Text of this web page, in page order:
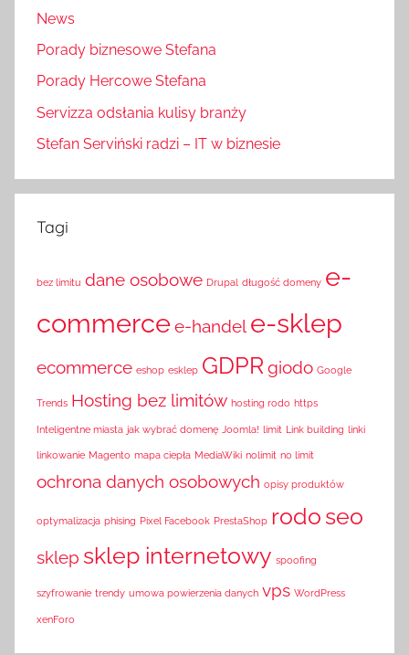
News
Porady biznesowe Stefana
Porady Hercowe Stefana
Servizza odsłania kulisy branży
Stefan Serviński radzi – IT w biznesie
Tagi
bez limitu dane osobowe Drupal długość domeny e-
commercee-handel e-sklep
ecommerce eshop esklep GDPRgiodo Google
Trends Hosting bez limitów hosting rodo https
Inteligentne miasta jak wybrać domenę Joomla! limit Link building linki
linkowanie Magento mapa ciepła MediaWiki nolimit no limit
ochrona danych osobowych opisy produktów
optymalizacja phising Pixel Facebook PrestaShop rodo seo
sklep sklep internetowy spoofing
szyfrowanie trendy umowa powierzenia danych vps WordPress
xenForo